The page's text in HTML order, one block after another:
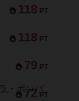
118 PT
118 PT
79 PT
72 PT
キャプテン・フリップ：イスラ・ボンバ